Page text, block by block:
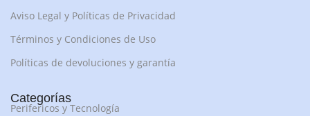
Aviso Legal y Políticas de Privacidad
Términos y Condiciones de Uso
Políticas de devoluciones y garantía
Categorías
Perifericos y Tecnología